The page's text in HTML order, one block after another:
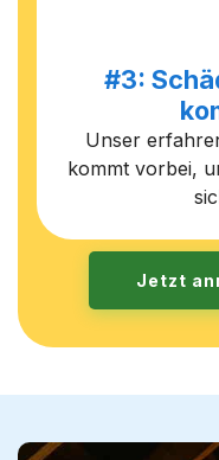
#3:
Unser
kommt vorbei,
Jetzt